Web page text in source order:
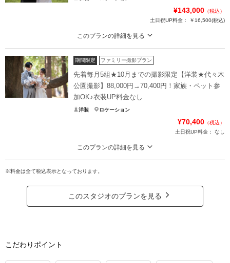
¥143,000 （税込）
土日祝UP料金：
￥16,500(税込)
このプランの詳細を見る
お車で楽々移動！移動費コミ、スタジオ衣装UP料金なしの安心プラン！四季
折々の花が咲く自然豊かな昭和記念公園で撮影を♪
衣装UP料金0円
新郎新婦の移動費コミ
美肌や目立った人物削除など嬉しい加工付き
家族やペットの参加もOK（庭園はペット不可）
8月申込み・10月までの撮影で土日祝日料無料
ヘアメイク
アルバム データ 120カット 台紙付写真
期間限定 ファミリー撮影プラン
先着毎月5組★10月までの撮影限定【洋装★代々木
公園撮影】88,000円→70,400円！家族・ペット参
加OK♪衣装UP料金なし
洋装 ロケーション
¥70,400 （税込）
土日祝UP料金：
なし
このプランの詳細を見る
88,000円→70,400円、さらに120カット→150カットに増量！家族もペットも
大切な思い出に♪緑あふれる代々木公園フォト
家族との撮影やペットのソロショットも無料対応
※料金は全て税込表示となっております。
このスタジオのプランを見る
こだわりポイント